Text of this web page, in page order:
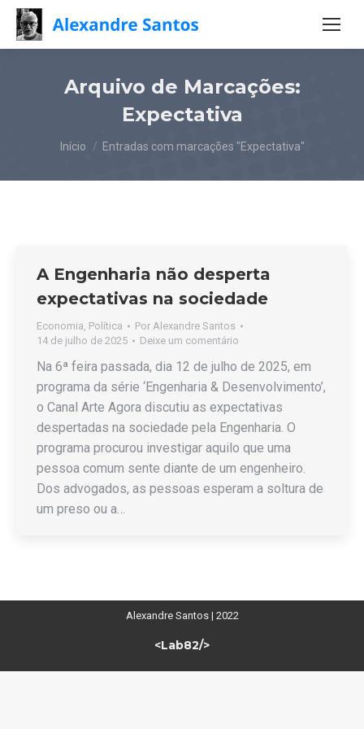
Arquivo de Marcações:
Expectativa
Você está aqui:
Início Entradas com marcações "Expectativa"
A Engenharia não desperta
expectativas na sociedade
Economia, Política Por Alexandre Santos
14 de julho de 2025
Deixe um comentário
Na 6ª feira passada, dia 12 de julho de 2025, em
programa da série ‘Engenharia & Desenvolvimento’,
o Canal Arte Agora discutiu as expectativas
despertadas na sociedade pela Engenharia. O
programa procurou investigar aquilo que uma
pessoa comum sente diante de um engenheiro.
Dos advogados, as pessoas esperam a soltura de
um preso ou a…
Alexandre Santos | 2022
<Lab82/>